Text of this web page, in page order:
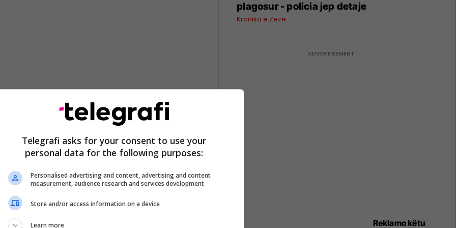
plagosur - policia jep detaje
Kronika e Zezë
Reklamo këtu
Telegrafi asks for your consent to use your
personal data for the following purposes:
Personalised advertising and content, advertising and content
measurement, audience research and services development
Store and/or access information on a device
Learn more